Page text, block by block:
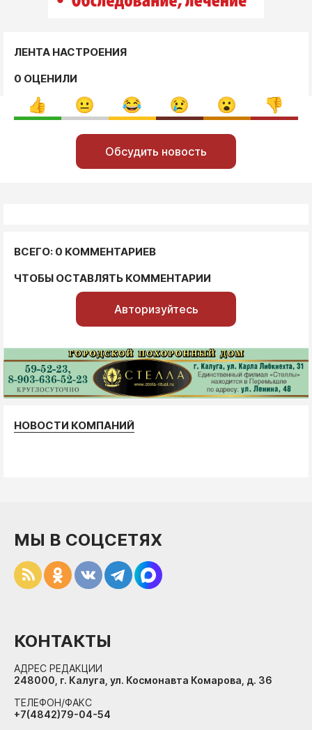
ЛЕНТА НАСТРОЕНИЯ
0 ОЦЕНИЛИ
Обсудить новость
ВСЕГО: 0 КОММЕНТАРИЕВ
ЧТОБЫ ОСТАВЛЯТЬ КОММЕНТАРИИ
Авторизуйтесь
НОВОСТИ КОМПАНИЙ
МЫ В СОЦСЕТЯХ
КОНТАКТЫ
АДРЕС РЕДАКЦИИ
248000, г. Калуга, ул. Космонавта Комарова, д. 36
ТЕЛЕФОН/ФАКС
+7(4842)79-04-54